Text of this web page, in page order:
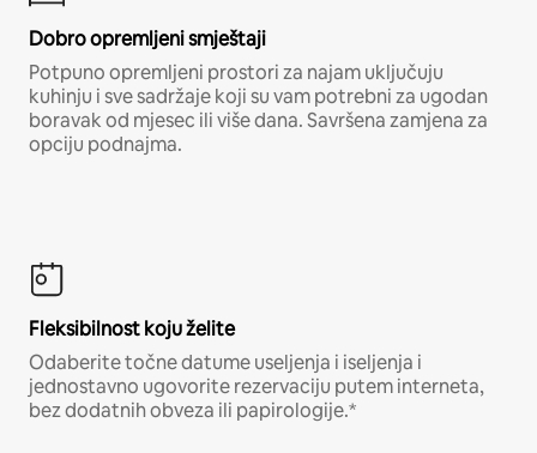
Dobro opremljeni smještaji
Potpuno opremljeni prostori za najam uključuju
kuhinju i sve sadržaje koji su vam potrebni za ugodan
boravak od mjesec ili više dana. Savršena zamjena za
opciju podnajma.
Fleksibilnost koju želite
Odaberite točne datume useljenja i iseljenja i
jednostavno ugovorite rezervaciju putem interneta,
bez dodatnih obveza ili papirologije.*